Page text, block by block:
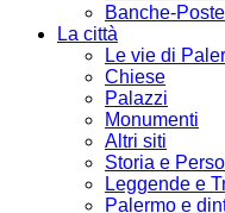
Banche-
La città
Le vie di
Chiese
Palazzi
Monumenti
Altri siti
Storia e
Leggende e
Palermo e